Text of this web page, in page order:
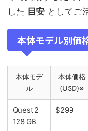
した 目安 としてご
本体モデル別価
本体モデ
ル
本体価格
(USD)※
Quest 2
128 GB
$299